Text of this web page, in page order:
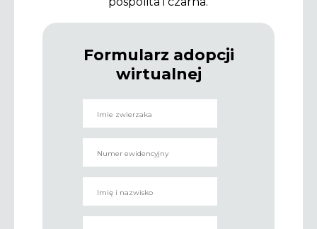
Formularz adopcji
wirtualnej